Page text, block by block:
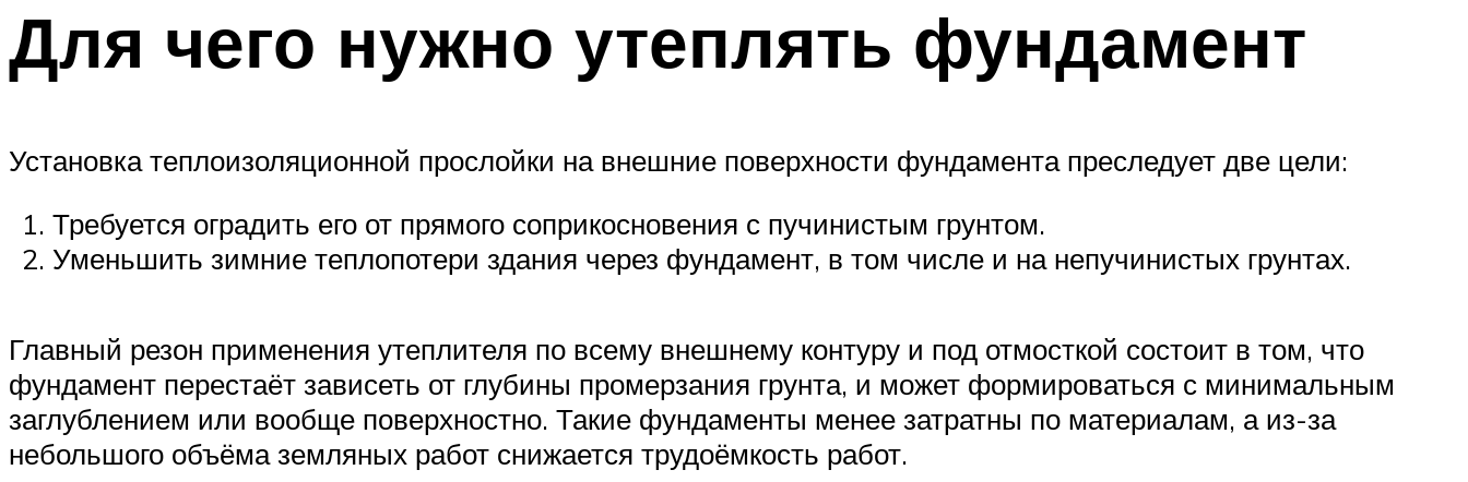
Для чего нужно утеплять фундамент
Установка теплоизоляционной прослойки на внешние поверхности фундамента преследует две цели:
Требуется оградить его от прямого соприкосновения с пучинистым грунтом.
Уменьшить зимние теплопотери здания через фундамент, в том числе и на непучинистых грунтах.
Главный резон применения утеплителя по всему внешнему контуру и под отмосткой состоит в том, что
фундамент перестаёт зависеть от глубины промерзания грунта, и может формироваться с минимальным
заглублением или вообще поверхностно. Такие фундаменты менее затратны по материалам, а из-за
небольшого объёма земляных работ снижается трудоёмкость работ.